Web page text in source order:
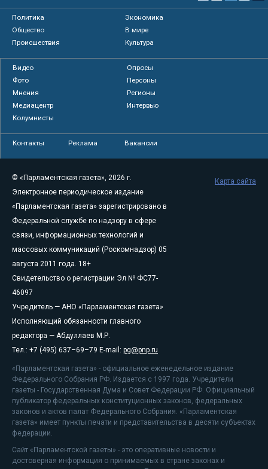
Политика
Экономика
Общество
В мире
Происшествия
Культура
Видео
Опросы
Фото
Персоны
Мнения
Регионы
Медиацентр
Интервью
Колумнисты
Контакты Реклама Вакансии
© «Парламентская газета», 2026 г.
Электронное периодическое издание
«Парламентская газета» зарегистрировано в
Федеральной службе по надзору в сфере
связи, информационных технологий и
массовых коммуникаций (Роскомнадзор) 05
августа 2011 года. 18+
Свидетельство о регистрации Эл № ФС77-
46097
Учредитель — АНО «Парламентская газета»
Исполняющий обязанности главного
редактора — Абдуллаев М.Р.
Тел.: +7 (495) 637–69–79 E-mail: pg@pnp.ru
«Парламентская газета» - официальное еженедельное издание
Федерального Собрания РФ. Издается с 1997 года. Учредители
газеты - Государственная Дума и Совет Федерации РФ. Официальный
публикатор федеральных конституционных законов, федеральных
законов и актов палат Федерального Собрания. «Парламентская
газета» имеет пункты печати и представительства в десяти субъектах
федерации.
Сайт «Парламентской газеты» - это оперативные новости и
достоверная информация о принимаемых в стране законах и
Карта сайта